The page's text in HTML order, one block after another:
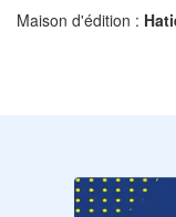
Maison d'édition :